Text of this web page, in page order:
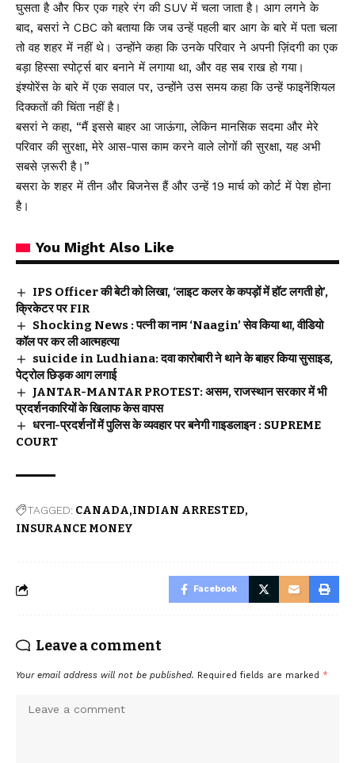
घुसता है और फिर एक गहरे रंग की SUV में चला जाता है। आग लगने के
बाद, बसरां ने CBC को बताया कि जब उन्हें पहली बार आग के बारे में पता चला
तो वह शहर में नहीं थे। उन्होंने कहा कि उनके परिवार ने अपनी ज़िंदगी का एक
बड़ा हिस्सा स्पोर्ट्स बार बनाने में लगाया था, और वह सब राख हो गया।
इंश्योरेंस के बारे में एक सवाल पर, उन्होंने उस समय कहा कि उन्हें फाइनेंशियल
दिक्कतों की चिंता नहीं है।
बसरां ने कहा, “मैं इससे बाहर आ जाऊंगा, लेकिन मानसिक सदमा और मेरे
परिवार की सुरक्षा, मेरे आस-पास काम करने वाले लोगों की सुरक्षा, यह अभी
सबसे ज़रूरी है।”
बसरा के शहर में तीन और बिजनेस हैं और उन्हें 19 मार्च को कोर्ट में पेश होना
है।
You Might Also Like
IPS Officer की बेटी को लिखा, ‘लाइट कलर के कपड़ों में हॉट लगती हो’,
क्रिकेटर पर FIR
Shocking News : पत्नी का नाम ‘Naagin’ सेव किया था, वीडियो
कॉल पर कर ली आत्महत्या
suicide in Ludhiana: दवा कारोबारी ने थाने के बाहर किया सुसाइड,
पेट्रोल छिड़क आग लगाई
JANTAR-MANTAR PROTEST: असम, राजस्थान सरकार में भी
प्रदर्शनकारियों के खिलाफ केस वापस
धरना-प्रदर्शनों में पुलिस के व्यवहार पर बनेगी गाइडलाइन : SUPREME
COURT
TAGGED: CANADA INDIAN ARRESTED
INSURANCE MONEY
Facebook
Leave a comment
Your email address will not be published. Required fields are marked *